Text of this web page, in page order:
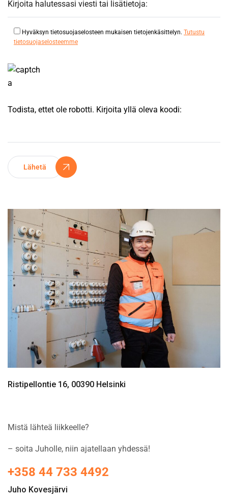
Hyväksyn tietosuojaselosteen mukaisen tietojenkäsittelyn. Tutustu
tietosuojaselosteemme
Todista, ettet ole robotti. Kirjoita yllä oleva koodi:
Lähetä
Ristipellontie 16, 00390 Helsinki
Mistä lähteä liikkeelle?
– soita Juholle, niin ajatellaan yhdessä!
+358 44 733 4492
Juho Kovesjärvi